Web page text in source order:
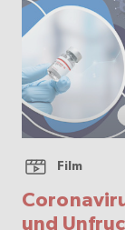
und
Film